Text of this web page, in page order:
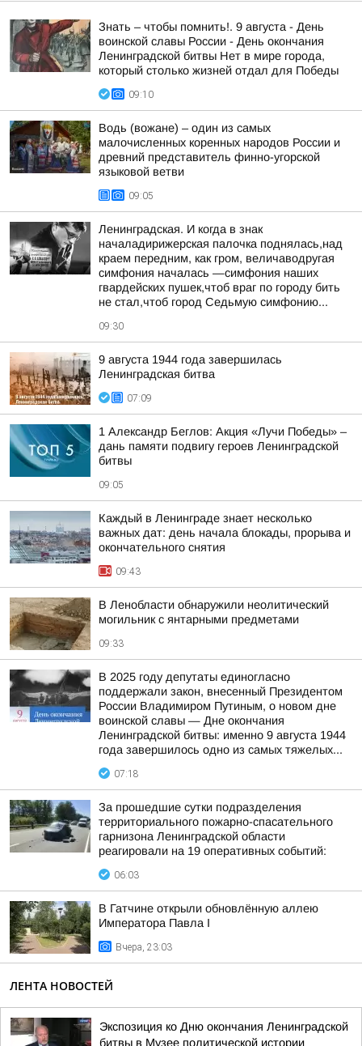
Знать – чтобы помнить!. 9 августа - День
воинской славы России - День окончания
Ленинградской битвы Нет в мире города,
который столько жизней отдал для Победы
09:10
Водь (вожане) – один из самых
малочисленных коренных народов России и
древний представитель финно-угорской
языковой ветви
09:05
Ленинградская. И когда в знак
началадирижерская палочка поднялась,над
краем передним, как гром, величаводругая
симфония началась —симфония наших
гвардейских пушек,чтоб враг по городу бить
не стал,чтоб город Седьмую симфонию...
09:30
9 августа 1944 года завершилась
Ленинградская битва
07:09
1 Александр Беглов: Акция «Лучи Победы» –
дань памяти подвигу героев Ленинградской
битвы
09:05
Каждый в Ленинграде знает несколько
важных дат: день начала блокады, прорыва и
окончательного снятия
09:43
В Ленобласти обнаружили неолитический
могильник с янтарными предметами
09:33
В 2025 году депутаты единогласно
поддержали закон, внесенный Президентом
России Владимиром Путиным, о новом дне
воинской славы — Дне окончания
Ленинградской битвы: именно 9 августа 1944
года завершилось одно из самых тяжелых...
07:18
За прошедшие сутки подразделения
территориального пожарно-спасательного
гарнизона Ленинградской области
реагировали на 19 оперативных событий:
06:03
В Гатчине открыли обновлённую аллею
Императора Павла I
Вчера, 23:03
ЛЕНТА НОВОСТЕЙ
Экспозиция ко Дню окончания Ленинградской
битвы в Музее политической истории